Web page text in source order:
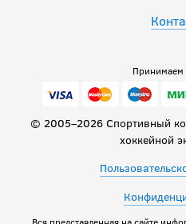
Принимаем
© 2005–2026 Спортивный
хоккейной
Вся представленная на сайте